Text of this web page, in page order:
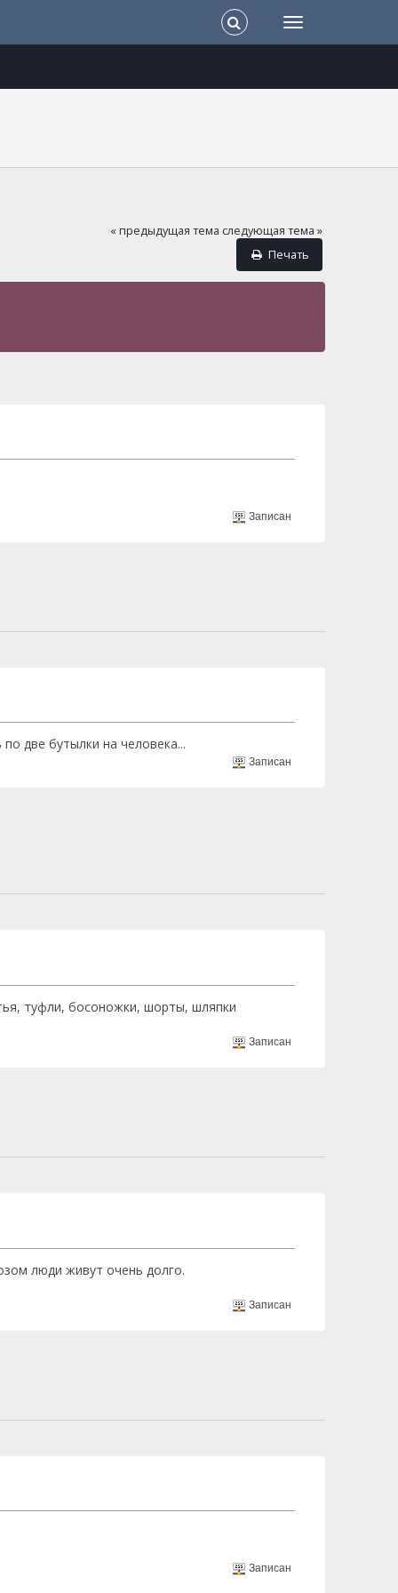
« предыдущая тема следующая тема »
Печать
Записан
две бутылки на человека...
Записан
туфли, босоножки, шорты, шляпки
Записан
люди живут очень долго.
Записан
Записан